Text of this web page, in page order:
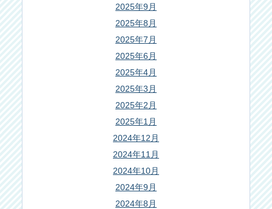
2025年9月
2025年8月
2025年7月
2025年6月
2025年4月
2025年3月
2025年2月
2025年1月
2024年12月
2024年11月
2024年10月
2024年9月
2024年8月